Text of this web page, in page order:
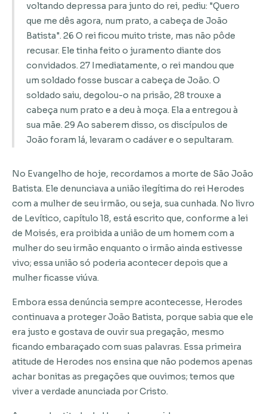
voltando depressa para junto do rei, pediu: "Quero
que me dês agora, num prato, a cabeça de João
Batista". 26 O rei ficou muito triste, mas não pôde
recusar. Ele tinha feito o juramento diante dos
convidados. 27 Imediatamente, o rei mandou que
um soldado fosse buscar a cabeça de João. O
soldado saiu, degolou-o na prisão, 28 trouxe a
cabeça num prato e a deu à moça. Ela a entregou à
sua mãe. 29 Ao saberem disso, os discípulos de
João foram lá, levaram o cadáver e o sepultaram.
No Evangelho de hoje, recordamos a morte de São João
Batista. Ele denunciava a união ilegítima do rei Herodes
com a mulher de seu irmão, ou seja, sua cunhada. No livro
de Levítico, capítulo 18, está escrito que, conforme a lei
de Moisés, era proibida a união de um homem com a
mulher do seu irmão enquanto o irmão ainda estivesse
vivo; essa união só poderia acontecer depois que a
mulher ficasse viúva.
Embora essa denúncia sempre acontecesse, Herodes
continuava a proteger João Batista, porque sabia que ele
era justo e gostava de ouvir sua pregação, mesmo
ficando embaraçado com suas palavras. Essa primeira
atitude de Herodes nos ensina que não podemos apenas
achar bonitas as pregações que ouvimos; temos que
viver a verdade anunciada por Cristo.